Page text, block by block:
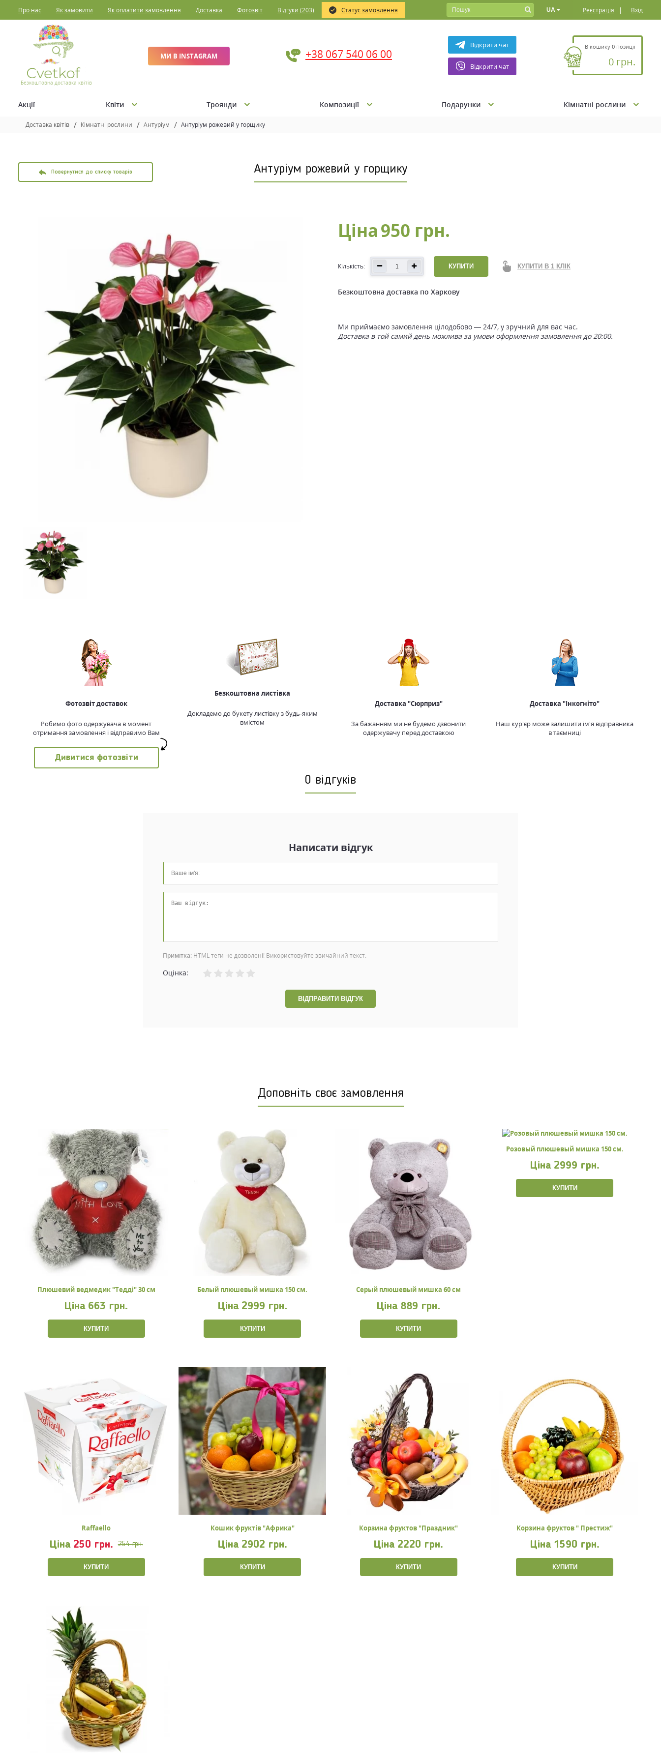
Про нас Як замовити Як оплатити замовлення Доставка Фотозвіт Відгуки (203) Статус замовлення UA Реєстрація | Вхід
Безкоштовна доставка квітів
МИ В INSTAGRAM +38 067 540 06 00
Відкрити чат
Відкрити чат
В кошику 0 позиції
0 грн.
Акції Квіти Троянди Композиції Подарунки Кімнатні рослини
Доставка квітів Кімнатні рослини Антуріум Антуріум рожевий у горщику
Повернутися до списку товарів Антуріум рожевий у горщику
Ціна950 грн.
Кількість: КУПИТИ КУПИТИ В 1 КЛІК
Безкоштовна доставка по Харкову
Ми приймаємо замовлення цілодобово — 24/7, у зручний для вас час.
Доставка в той самий день можлива за умови оформлення замовлення до 20:00.
Фотозвіт доставок
Робимо фото одержувача в момент
отримання замовлення і відправимо Вам
Дивитися фотозвіти
Безкоштовна листівка
Докладемо до букету листівку з будь-яким
вмістом
Доставка "Сюрприз"
За бажанням ми не будемо дзвонити
одержувачу перед доставкою
Доставка "Інкогніто"
Наш кур'єр може залишити ім'я відправника
в таємниці
0 відгуків
Написати відгук
Примітка: HTML теги не дозволені! Використовуйте звичайний текст.
Оцінка:
ВІДПРАВИТИ ВІДГУК
Доповніть своє замовлення
Плюшевий ведмедик "Тедді" 30 см
Ціна 663 грн.
КУПИТИ
Белый плюшевый мишка 150 см.
Ціна 2999 грн.
КУПИТИ
Серый плюшевый мишка 60 см
Ціна 889 грн.
КУПИТИ
Розовый плюшевый мишка 150 см.
Ціна 2999 грн.
КУПИТИ
Raffaello
Ціна 250 грн. 254 грн.
КУПИТИ
Кошик фруктів "Африка"
Ціна 2902 грн.
КУПИТИ
Корзина фруктов "Праздник"
Ціна 2220 грн.
КУПИТИ
Корзина фруктов " Престиж"
Ціна 1590 грн.
КУПИТИ